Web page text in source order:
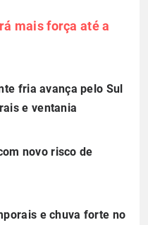
mais força até a
fria avança pelo Sul
e ventania
novo risco de
e chuva forte no